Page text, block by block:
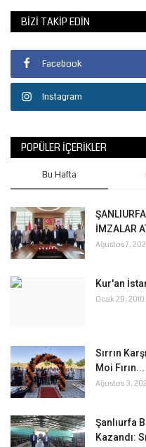
BIZI TAKIP EDIN
Facebook
Instagram
POPÜLER İÇERIKLER
Bu Hafta
İMZALAR
Ağustos 7,
Kur'an
Ocak 29, 2010
Sırrın
Moi Fırın...
Ağustos 3,
Şanlıurfa
Kazandı: